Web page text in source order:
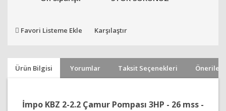
Favori Listeme Ekle Karşılaştır
Ürün Bilgisi Yorumlar Taksit Seçenekleri
İmpo KBZ 2-2.2 Çamur Pompası 3HP - 26 mss -